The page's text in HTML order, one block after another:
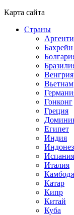
Карта сайта
Cтраны
Бахрейн
Венгрия
Вьетнам
Гонконг
Греция
Египет
Индия
Испания
Италия
Катар
Кипр
Китай
Куба